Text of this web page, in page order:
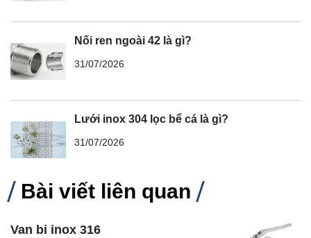
Nối ren ngoài 42 là gì?
31/07/2026
Lưới inox 304 lọc bể cá là gì?
31/07/2026
Bài viết liên quan
Van bi inox 316